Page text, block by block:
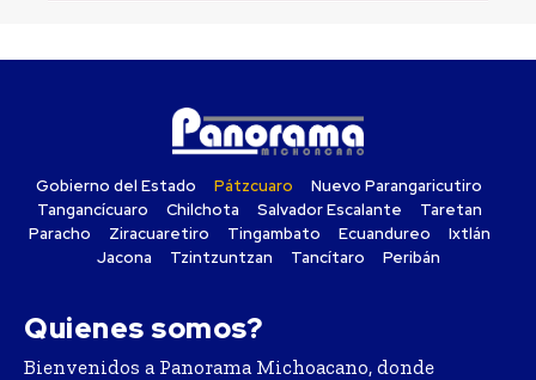
Gobierno del Estado Pátzcuaro
Nuevo Parangaricutiro
Tangancícuaro
Chilchota Salvador Escalante
Taretan
Paracho
Ziracuaretiro Tingambato Ecuandureo
Ixtlán
Jacona
Tzintzuntzan Tancítaro Peribán
Quienes somos?
Bienvenidos a Panorama Michoacano, donde